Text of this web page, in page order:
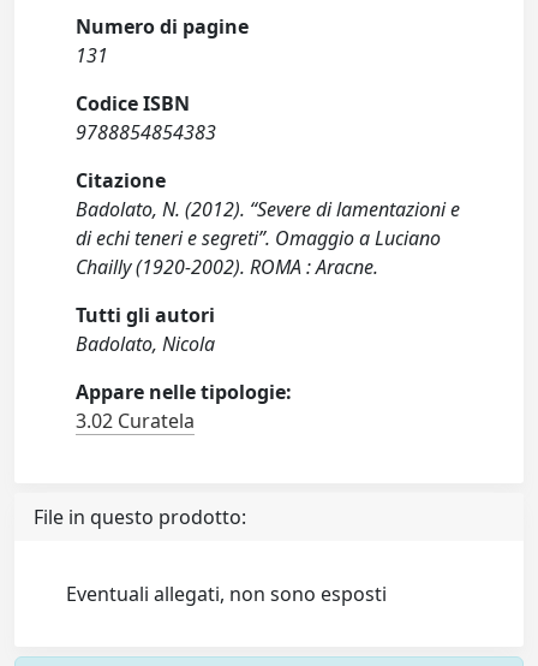
Numero di pagine
131
Codice ISBN
9788854854383
Citazione
Badolato, N. (2012). “Severe di lamentazioni e
di echi teneri e segreti”. Omaggio a Luciano
Chailly (1920-2002). ROMA : Aracne.
Tutti gli autori
Badolato, Nicola
Appare nelle tipologie:
3.02 Curatela
File in questo prodotto:
Eventuali allegati, non sono esposti